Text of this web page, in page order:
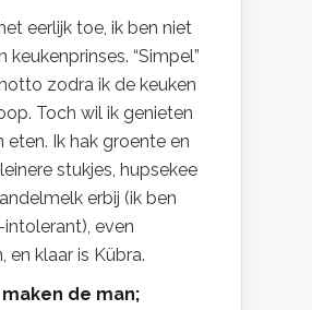
eerlijk toe, ik ben niet
keukenprinses. “Simpel”
zodra ik de keuken
Toch wil ik genieten
eten. Ik hak groente en
stukjes, hupsekee
erbij (ik ben
even
en klaar is Kübra.
de man;